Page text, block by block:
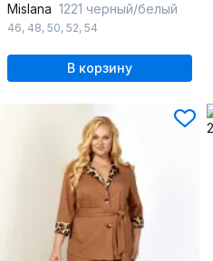
Mislana 1221 черный/белый
46, 48, 50, 52, 54
В корзину